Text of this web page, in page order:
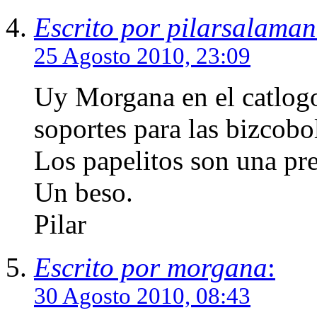
Escrito por
25 Agosto 2010, 23:09
Uy Morgana en el
soportes para las
Los papelitos son una
Un beso.
Pilar
Escrito por morgana:
30 Agosto 2010, 08:43